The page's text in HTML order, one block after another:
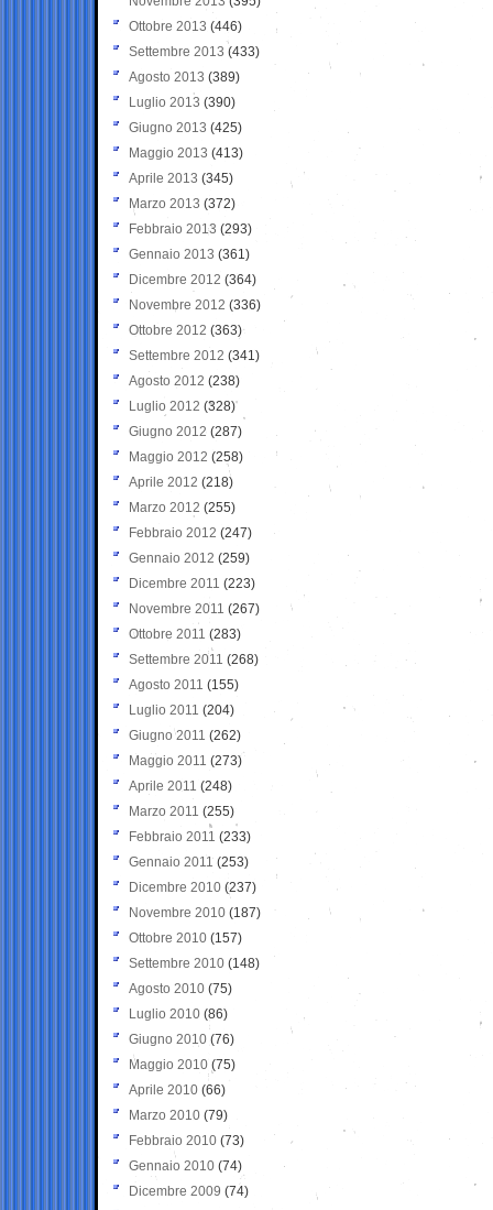
Ottobre 2013 (446)
Settembre 2013 (433)
Agosto 2013 (389)
Luglio 2013 (390)
Giugno 2013 (425)
Maggio 2013 (413)
Aprile 2013 (345)
Marzo 2013 (372)
Febbraio 2013 (293)
Gennaio 2013 (361)
Dicembre 2012 (364)
Novembre 2012 (336)
Ottobre 2012 (363)
Settembre 2012 (341)
Agosto 2012 (238)
Luglio 2012 (328)
Giugno 2012 (287)
Maggio 2012 (258)
Aprile 2012 (218)
Marzo 2012 (255)
Febbraio 2012 (247)
Gennaio 2012 (259)
Dicembre 2011 (223)
Novembre 2011 (267)
Ottobre 2011 (283)
Settembre 2011 (268)
Agosto 2011 (155)
Luglio 2011 (204)
Giugno 2011 (262)
Maggio 2011 (273)
Aprile 2011 (248)
Marzo 2011 (255)
Febbraio 2011 (233)
Gennaio 2011 (253)
Dicembre 2010 (237)
Novembre 2010 (187)
Ottobre 2010 (157)
Settembre 2010 (148)
Agosto 2010 (75)
Luglio 2010 (86)
Giugno 2010 (76)
Maggio 2010 (75)
Aprile 2010 (66)
Marzo 2010 (79)
Febbraio 2010 (73)
Gennaio 2010 (74)
Dicembre 2009 (74)